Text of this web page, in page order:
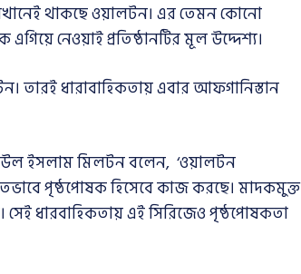
থাকছে ওয়ালটন। এর তেমন কোনো
নেওয়াই প্রতিষ্ঠানটির মূল উদ্দেশ্য।
তারই ধারাবাহিকতায় এবার আফগানিস্তান
ইসলাম মিলটন বলেন, ‘ওয়ালটন
পৃষ্ঠপোষক হিসেবে কাজ করছে। মাদকমুক্ত
ধারবাহিকতায় এই সিরিজেও পৃষ্ঠপোষকতা